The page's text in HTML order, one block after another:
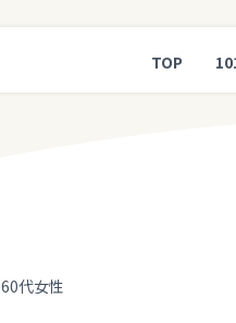
TOP
60代女性